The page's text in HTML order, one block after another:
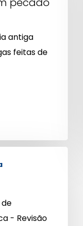
antiga
feitas de
- Revisão